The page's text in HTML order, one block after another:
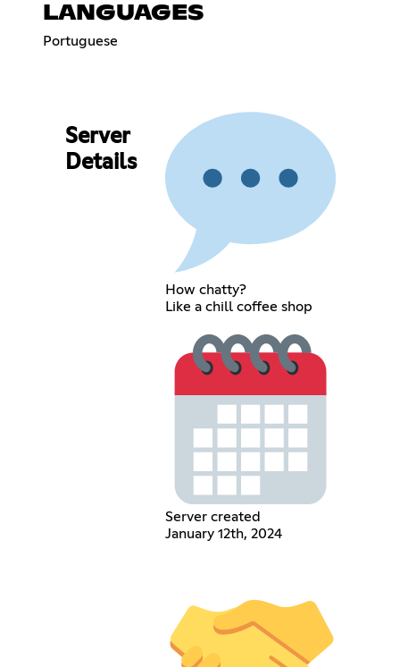
LANGUAGES
Portuguese
Server
Details
How chatty?
Like a chill coffee shop
Server created
January 12th, 2024